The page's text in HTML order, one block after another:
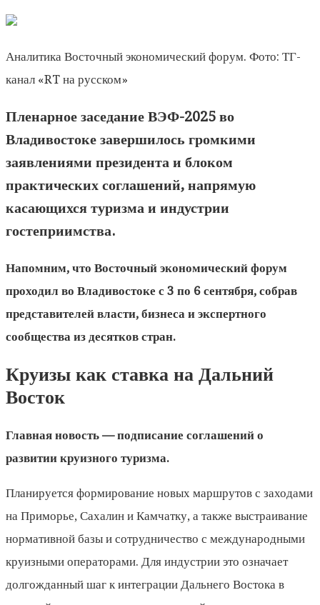
Аналитика Восточный экономический форум. Фото: ТГ-
канал «RT на русском»
Пленарное заседание ВЭФ-2025 во
Владивостоке завершилось громкими
заявлениями президента и блоком
практических соглашений, напрямую
касающихся туризма и индустрии
гостеприимства.
Напомним, что Восточный экономический форум
проходил во Владивостоке с 3 по 6 сентября, собрав
представителей власти, бизнеса и экспертного
сообщества из десятков стран.
Круизы как ставка на Дальний
Восток
Главная новость — подписание соглашений о
развитии круизного туризма.
Планируется формирование новых маршрутов с заходами
на Приморье, Сахалин и Камчатку, а также выстраивание
нормативной базы и сотрудничество с международными
круизными операторами. Для индустрии это означает
долгожданный шаг к интеграции Дальнего Востока в